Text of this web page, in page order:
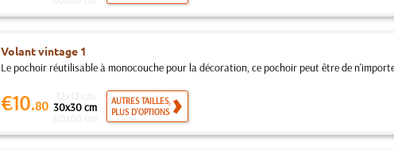
Volant vintage 1
Le pochoir réutilisable à monocouche pour la décoration, ce pochoir peut être de
€10.80 30x30 cm
AUTRES TAILLES,
PLUS D'OPTIONS